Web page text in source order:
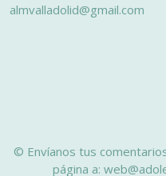
almvalladolid@gmail.com
© Envíanos tus
página a: